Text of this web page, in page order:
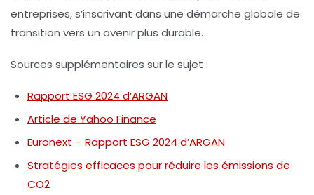
entreprises, s’inscrivant dans une démarche globale de
transition vers un avenir plus durable.
Sources supplémentaires sur le sujet :
Rapport ESG 2024 d’ARGAN
Article de Yahoo Finance
Euronext – Rapport ESG 2024 d’ARGAN
Stratégies efficaces pour réduire les émissions de
CO2